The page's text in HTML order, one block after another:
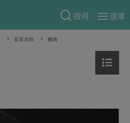
搜尋
選單
畜產肉類 豬肉